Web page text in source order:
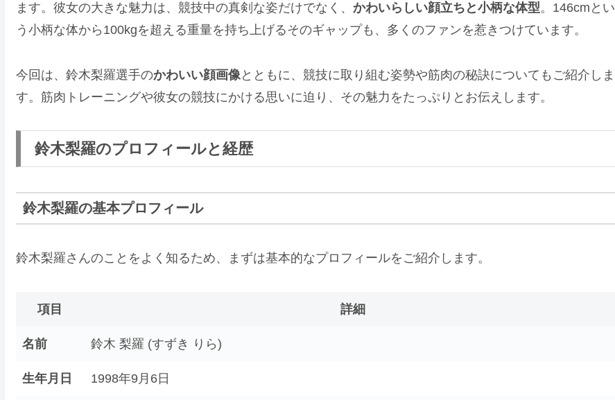
ます。彼女の大きな魅力は、競技中の真剣な姿だけでなく、 かわいらしい顔立ちと小柄な体型。146cmとい
う小柄な体から100kgを超える重量を持ち上げるそのギャップも、多くのファンを惹きつけています。
今回は、鈴木梨羅選手のかわいい顔画像とともに、競技に取り組む姿勢や筋肉の秘訣についてもご紹介しま
す。筋肉トレーニングや彼女の競技にかける思いに迫り、その魅力をたっぷりとお伝えします。
鈴木梨羅のプロフィールと経歴
鈴木梨羅の基本プロフィール
鈴木梨羅さんのことをよく知るため、まずは基本的なプロフィールをご紹介します。
項目 詳細
名前 鈴木 梨羅 (すずき りら)
生年月日 1998年9月6日